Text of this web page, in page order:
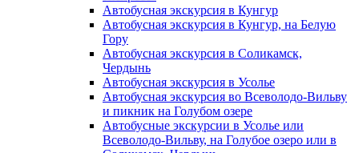
Автобусная экскурсия в Кунгур
Автобусная экскурсия в Кунгур, на Белую
Гору
Автобусная экскурсия в Соликамск,
Чердынь
Автобусная экскурсия в Усолье
Автобусная экскурсия во Всеволодо-Вильву
и пикник на Голубом озере
Автобусные экскурсии в Усолье или
Всеволодо-Вильву, на Голубое озеро или в